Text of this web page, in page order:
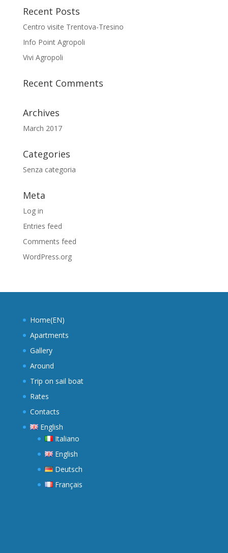
Recent Posts
Centro visite Trentova-Tresino
Info Point Agropoli
Vivi Agropoli
Recent Comments
Archives
March 2017
Categories
Senza categoria
Meta
Log in
Entries feed
Comments feed
WordPress.org
Home(EN)
Apartments
Gallery
Around
Trip on sail boat
Rates
Contacts
English
Italiano
English
Deutsch
Français